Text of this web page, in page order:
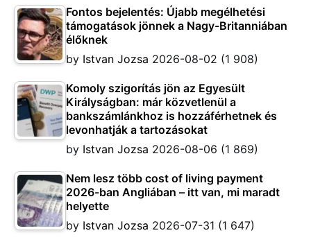
Fontos bejelentés: Újabb megélhetési
támogatások jönnek a Nagy-Britanniában
élőknek
by Istvan Jozsa 2026-08-02 (1 908)
Komoly szigorítás jön az Egyesült
Királyságban: már közvetlenül a
bankszámlánkhoz is hozzáférhetnek és
levonhatják a tartozásokat
by Istvan Jozsa 2026-08-06 (1 869)
Nem lesz több cost of living payment
2026-ban Angliában – itt van, mi maradt
helyette
by Istvan Jozsa 2026-07-31 (1 647)